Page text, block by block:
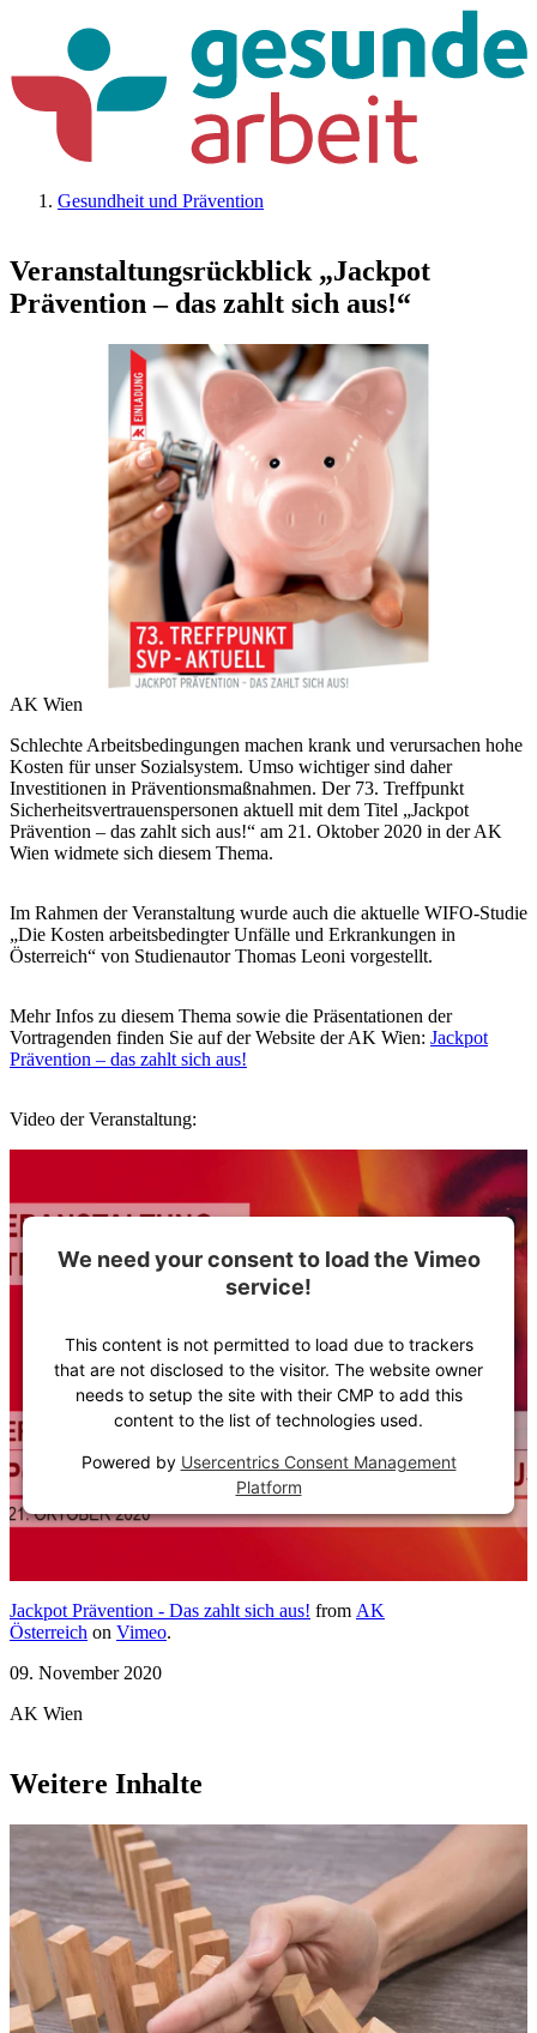
Gesundheit und Prävention
Veranstaltungsrückblick „Jackpot
Prävention – das zahlt sich aus!“
AK Wien
Schlechte Arbeitsbedingungen machen krank und verursachen hohe
Kosten für unser Sozialsystem. Umso wichtiger sind daher
Investitionen in Präventionsmaßnahmen. Der 73. Treffpunkt
Sicherheitsvertrauenspersonen aktuell mit dem Titel „Jackpot
Prävention – das zahlt sich aus!“ am 21. Oktober 2020 in der AK
Wien widmete sich diesem Thema.
Im Rahmen der Veranstaltung wurde auch die aktuelle WIFO-Studie
„Die Kosten arbeitsbedingter Unfälle und Erkrankungen in
Österreich“ von Studienautor Thomas Leoni vorgestellt.
Mehr Infos zu diesem Thema sowie die Präsentationen der
Vortragenden finden Sie auf der Website der AK Wien: Jackpot
Prävention – das zahlt sich aus!
Video der Veranstaltung:
We need your consent to load the Vimeo
service!
This content is not permitted to load due to trackers
that are not disclosed to the visitor. The website owner
needs to setup the site with their CMP to add this
content to the list of technologies used.
Powered by Usercentrics Consent Management
Platform
Jackpot Prävention - Das zahlt sich aus! from AK
Österreich on Vimeo.
09. November 2020
AK Wien
Weitere Inhalte